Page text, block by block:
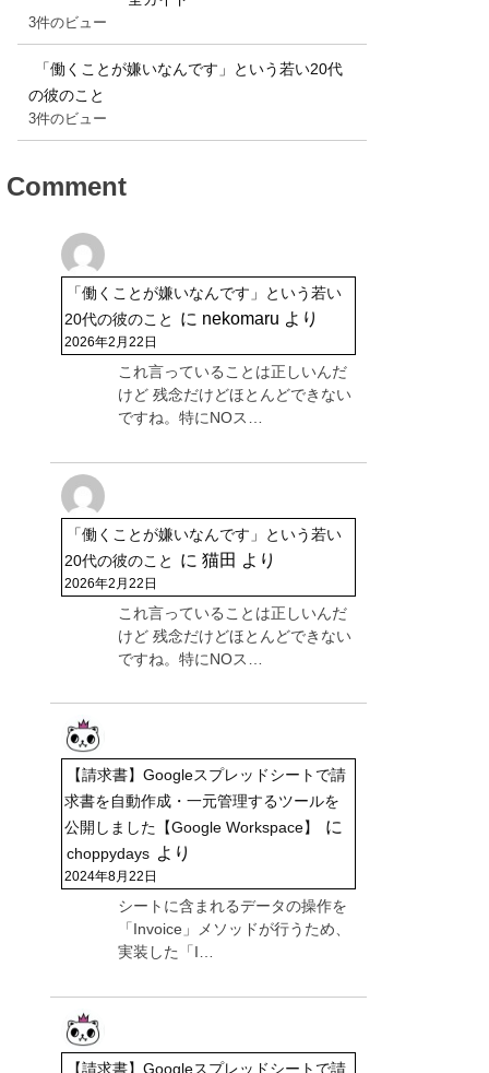
3件のビュー
「働くことが嫌いなんです」という若い20代
の彼のこと
3件のビュー
Comment
「働くことが嫌いなんです」という若い
20代の彼のこと
に nekomaru より
2026年2月22日
これ言っていることは正しいんだ
けど 残念だけどほとんどできない
ですね。特にNOス…
「働くことが嫌いなんです」という若い
20代の彼のこと
に 猫田 より
2026年2月22日
これ言っていることは正しいんだ
けど 残念だけどほとんどできない
ですね。特にNOス…
【請求書】Googleスプレッドシートで請
求書を自動作成・一元管理するツールを
公開しました【Google Workspace】
に
choppydays より
2024年8月22日
シートに含まれるデータの操作を
「Invoice」メソッドが行うため、
実装した「I…
【請求書】Googleスプレッドシートで請